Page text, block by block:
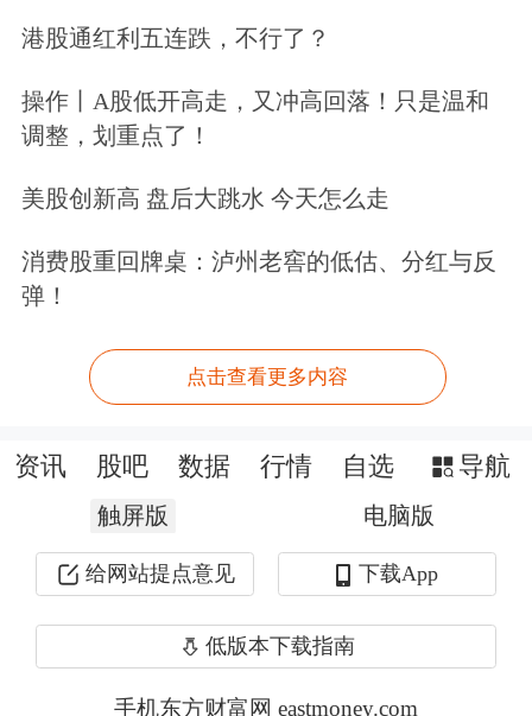
刺激且流通市值过大，导致资金难以承
但调整空间同样也有限，板块整体估值
于历史底部区域。笔者认为节后首日长
响，不能代表整体市场情绪，不必过度
解读，金融、地产板块占比较小的
成指 当天表现较强。从技术形态上看，
沪深两市中期上升格局保持良好，平台
中枢稳步抬升，维持60日均线上方运
港股通红利五连跌，不行了？
操作丨A股低开高走，又冲高回落！只是温和
调整，划重点了！
美股创新高 盘后大跳水 今天怎么走
消费股重回牌桌：泸州老窖的低估、分红与反
弹！
点击查看更多内容
资讯 股吧 数据 行情 自选 导航
触屏版 电脑版
给网站提点意见 下载App
低版本下载指南
手机东方财富网 eastmoney.com